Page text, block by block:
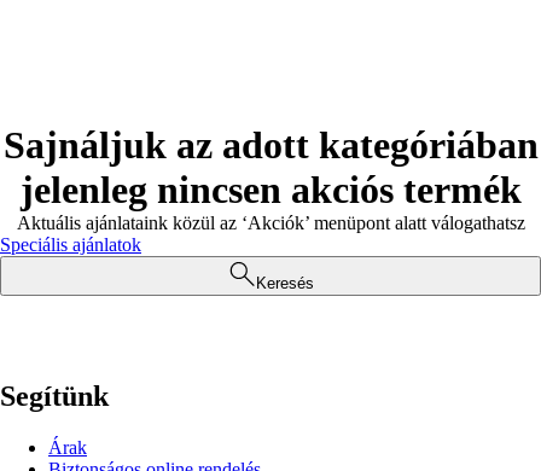
Sajnáljuk az adott kategóriában
jelenleg nincsen akciós termék
Aktuális ajánlataink közül az ‘Akciók’ menüpont alatt válogathatsz
Speciális ajánlatok
Keresés
Segítünk
Árak